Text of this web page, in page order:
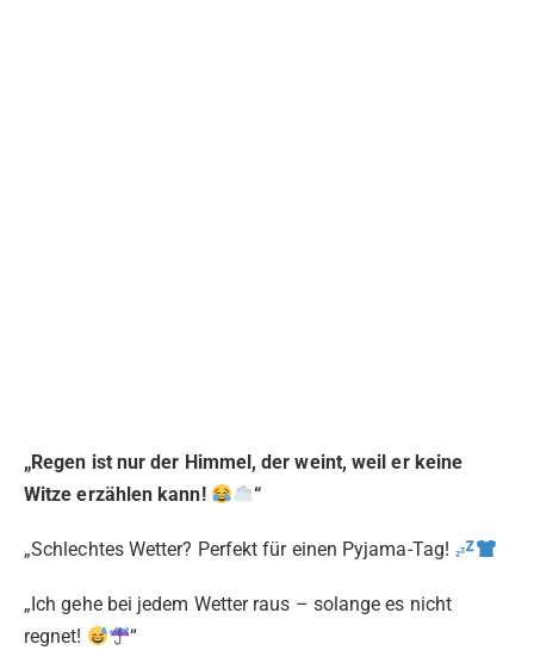
„Regen ist nur der Himmel, der weint, weil er keine
Witze erzählen kann!
“
„Schlechtes Wetter? Perfekt für einen Pyjama-Tag!
„Ich gehe bei jedem Wetter raus – solange es nicht
regnet!
“